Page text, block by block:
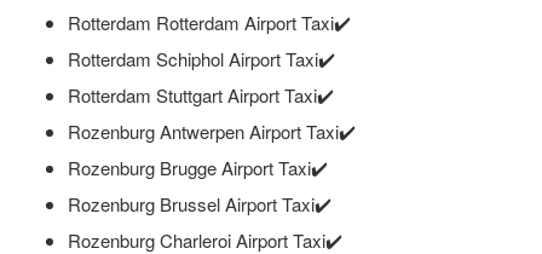
Rotterdam Rotterdam Airport Taxi✔️
Rotterdam Schiphol Airport Taxi✔️
Rotterdam Stuttgart Airport Taxi✔️
Rozenburg Antwerpen Airport Taxi✔️
Rozenburg Brugge Airport Taxi✔️
Rozenburg Brussel Airport Taxi✔️
Rozenburg Charleroi Airport Taxi✔️